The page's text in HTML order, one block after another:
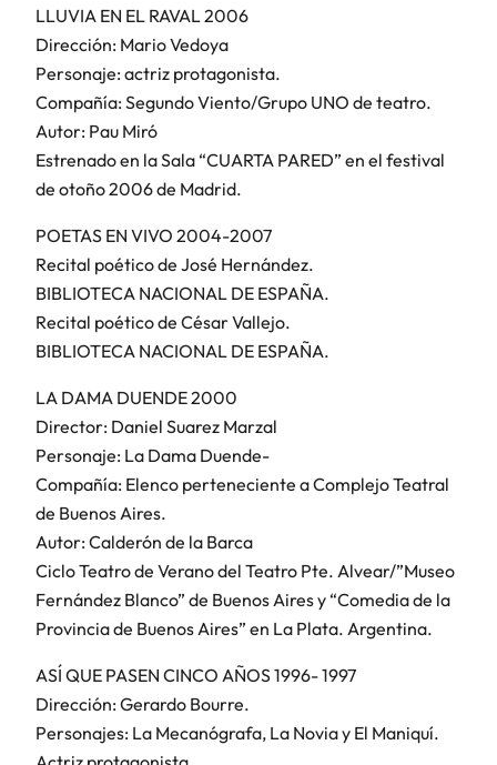
LLUVIA EN EL RAVAL 2006
Dirección: Mario Vedoya
Personaje: actriz protagonista.
Compañía: Segundo Viento/Grupo UNO de teatro.
Autor: Pau Miró
Estrenado en la Sala “CUARTA PARED” en el festival
de otoño 2006 de Madrid.
POETAS EN VIVO 2004-2007
Recital poético de José Hernández.
BIBLIOTECA NACIONAL DE ESPAÑA.
Recital poético de César Vallejo.
BIBLIOTECA NACIONAL DE ESPAÑA.
LA DAMA DUENDE 2000
Director: Daniel Suarez Marzal
Personaje: La Dama Duende-
Compañía: Elenco perteneciente a Complejo Teatral
de Buenos Aires.
Autor: Calderón de la Barca
Ciclo Teatro de Verano del Teatro Pte. Alvear/”Museo
Fernández Blanco” de Buenos Aires y “Comedia de la
Provincia de Buenos Aires” en La Plata. Argentina.
ASÍ QUE PASEN CINCO AÑOS 1996- 1997
Dirección: Gerardo Bourre.
Personajes: La Mecanógrafa, La Novia y El Maniquí.